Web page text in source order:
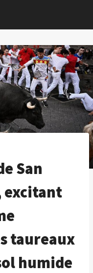
San
excitant
taureaux
humide